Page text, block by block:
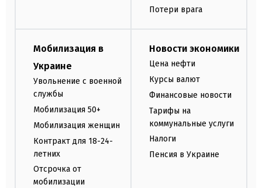
Потери врага
Мобилизация в
Украине
Увольнение с военной
службы
Мобилизация 50+
Мобилизация женщин
Контракт для 18-24-
летних
Отсрочка от
мобилизации
Новости экономики
Цена нефти
Курсы валют
Финансовые новости
Тарифы на
коммунальные услуги
Налоги
Пенсия в Украине